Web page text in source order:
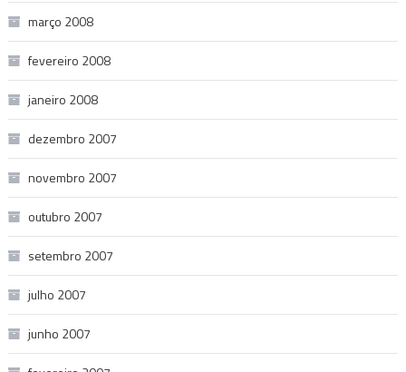
março 2008
fevereiro 2008
janeiro 2008
dezembro 2007
novembro 2007
outubro 2007
setembro 2007
julho 2007
junho 2007